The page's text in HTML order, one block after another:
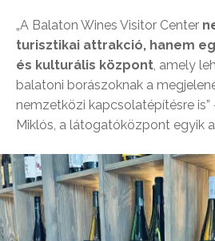
„A Balaton Wines Visitor Center
turisztikai attrakció, hanem
és kulturális központ, amely
balatoni borászoknak a
nemzetközi kapcsolatépítésre is”
Miklós, a látogatóközpont egyik